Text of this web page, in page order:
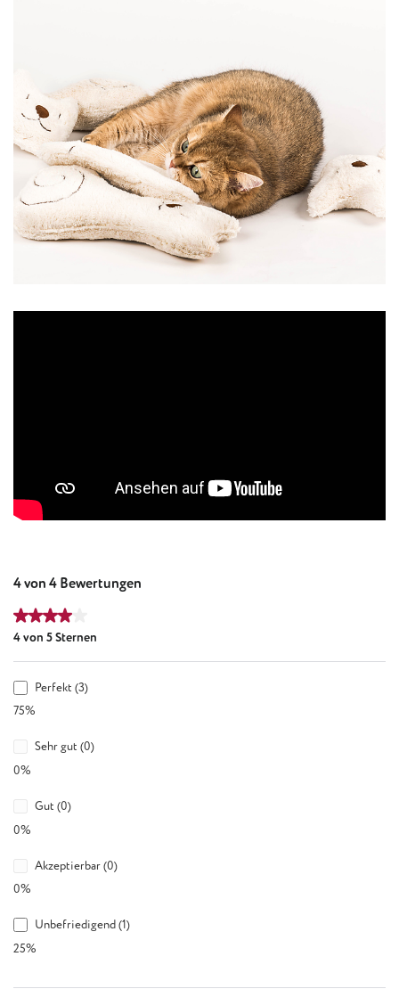
4 von 4 Bewertungen
Durchschnittliche Bewertung von 4 von 5 Sternen
4 von 5 Sternen
Perfekt (3)
75%
Sehr gut (0)
0%
Gut (0)
0%
Akzeptierbar (0)
0%
Unbefriedigend (1)
25%